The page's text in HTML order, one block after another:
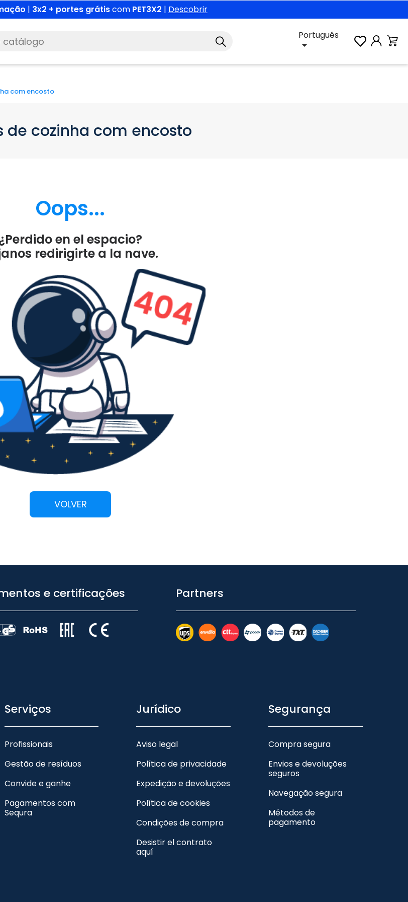
| 3x2 + portes grátiscom PET3X2 | Descobrir
Português

com encosto
de cozinha com encosto
Oops...
en el espacio?
redirigirte a la nave.
VOLVER
e certificações Partners
Serviços
Profissionais
Gestão de resíduos
Convide e ganhe
Pagamentos com
Sequra
Jurídico
Aviso legal
Política de privacidade
Expedição e devoluções
Política de cookies
Condições de compra
Desistir el contrato
aquí
Segurança
Compra segura
Envios e devoluções
seguros
Navegação segura
Métodos de
pagamento